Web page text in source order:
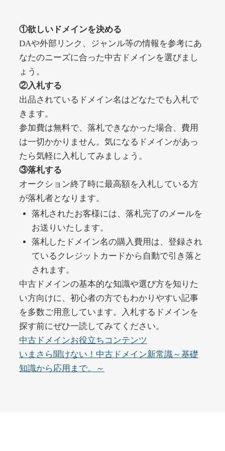
詳細を見る
10,800円 入札 0件
debtconsolidationorg.info
ジャンル
DA49 外部リンク数389 ドメイン年齢1年
10,800円 入札 0件
詳細を見る
portalvidalivre.com
ジャンル その他
DA47 外部リンク数2202 ドメイン年齢 5年
10,800円 入札 0件
buywrite-plus.com
ジャンルその他
DA 45 外部リンク数4677 ドメイン年齢2年
10,800円 入札 0件
①欲しいドメインを決める
DAや外部リンク、ジャンル等の情報を参考にあ
なたのニーズに合った中古ドメインを選びまし
ょう。
②入札する
出品されているドメイン名はどなたでも入札で
きます。
参加費は無料で、落札できなかった場合、費用
は一切かかりません。気になるドメインがあっ
たら気軽に入札してみましょう。
③落札する
オークション終了時に最高額を入札している方
が落札者となります。
落札されたお客様には、落札完了のメールを
お送りいたします。
落札したドメイン名の購入費用は、登録され
ているクレジットカードから自動で引き落と
されます。
中古ドメインの基本的な知識や選び方を知りた
い方向けに、初心者の方でもわかりやすい記事
を多数ご用意しています。入札するドメインを
探す前にぜひ一読してみてください。
中古ドメインお役立ちコンテンツ
いまさら聞けない！中古ドメイン新常識～基礎
知識から応用まで。～